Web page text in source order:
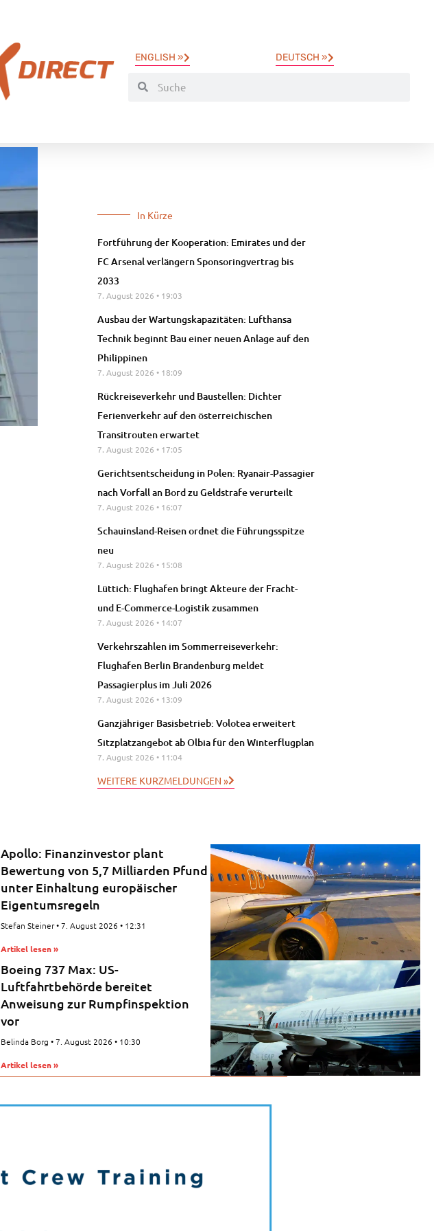
ENGLISH » DEUTSCH »
In Kürze
Fortführung der Kooperation: Emirates und der
FC Arsenal verlängern Sponsoringvertrag bis
2033
7. August 2026 19:03
Ausbau der Wartungskapazitäten: Lufthansa
Technik beginnt Bau einer neuen Anlage auf den
Philippinen
7. August 2026 18:09
Rückreiseverkehr und Baustellen: Dichter
Ferienverkehr auf den österreichischen
Transitrouten erwartet
7. August 2026 17:05
Gerichtsentscheidung in Polen: Ryanair-Passagier
nach Vorfall an Bord zu Geldstrafe verurteilt
7. August 2026 16:07
Schauinsland-Reisen ordnet die Führungsspitze
neu
7. August 2026 15:08
Lüttich: Flughafen bringt Akteure der Fracht-
und E-Commerce-Logistik zusammen
7. August 2026 14:07
Verkehrszahlen im Sommerreiseverkehr:
Flughafen Berlin Brandenburg meldet
Passagierplus im Juli 2026
7. August 2026 13:09
Ganzjähriger Basisbetrieb: Volotea erweitert
Sitzplatzangebot ab Olbia für den Winterflugplan
7. August 2026 11:04
WEITERE KURZMELDUNGEN »
Apollo: Finanzinvestor plant
Bewertung von 5,7 Milliarden Pfund
unter Einhaltung europäischer
Eigentumsregeln
Stefan Steiner 7. August 2026 12:31
Artikel lesen »
Boeing 737 Max: US-
Luftfahrtbehörde bereitet
Anweisung zur Rumpfinspektion
vor
Belinda Borg 7. August 2026 10:30
Artikel lesen »